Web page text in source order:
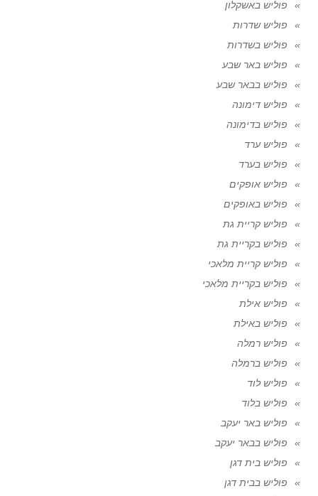
פוליש באשקלון
פוליש שדרות
פוליש בשדרות
פוליש באר שבע
פוליש בבאר שבע
פוליש דימונה
פוליש בדימונה
פוליש ערד
פוליש בערד
פוליש אופקים
פוליש באופקים
פוליש קריית גת
פוליש בקריית גת
פוליש קריית מלאכי
פוליש בקריית מלאכי
פוליש אילת
פוליש באילת
פוליש רמלה
פוליש ברמלה
פוליש לוד
פוליש בלוד
פוליש באר יעקב
פוליש בבאר יעקב
פוליש בית דגן
פוליש בבית דגן